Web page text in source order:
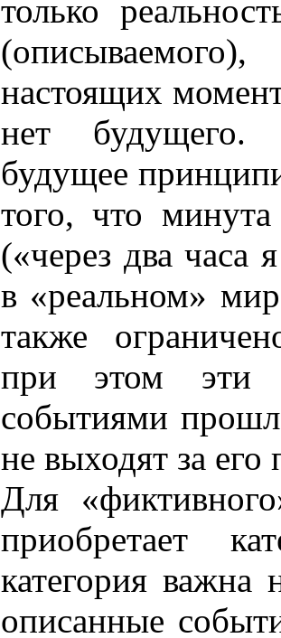
только
настоящих
нет
будущее
того, что минута
(«через два
в «реальном»
также
при этом эти
событиями
не выходят за его
Для
приобретает
категория важна
описанные